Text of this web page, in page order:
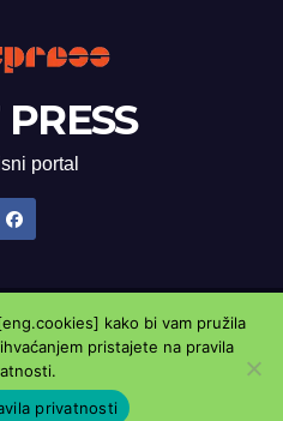
portal
| Theme: Newsup byThemeansar.
nasPravila privatnosti
kako bi vam pružila
pristajete na pravila
privatnosti